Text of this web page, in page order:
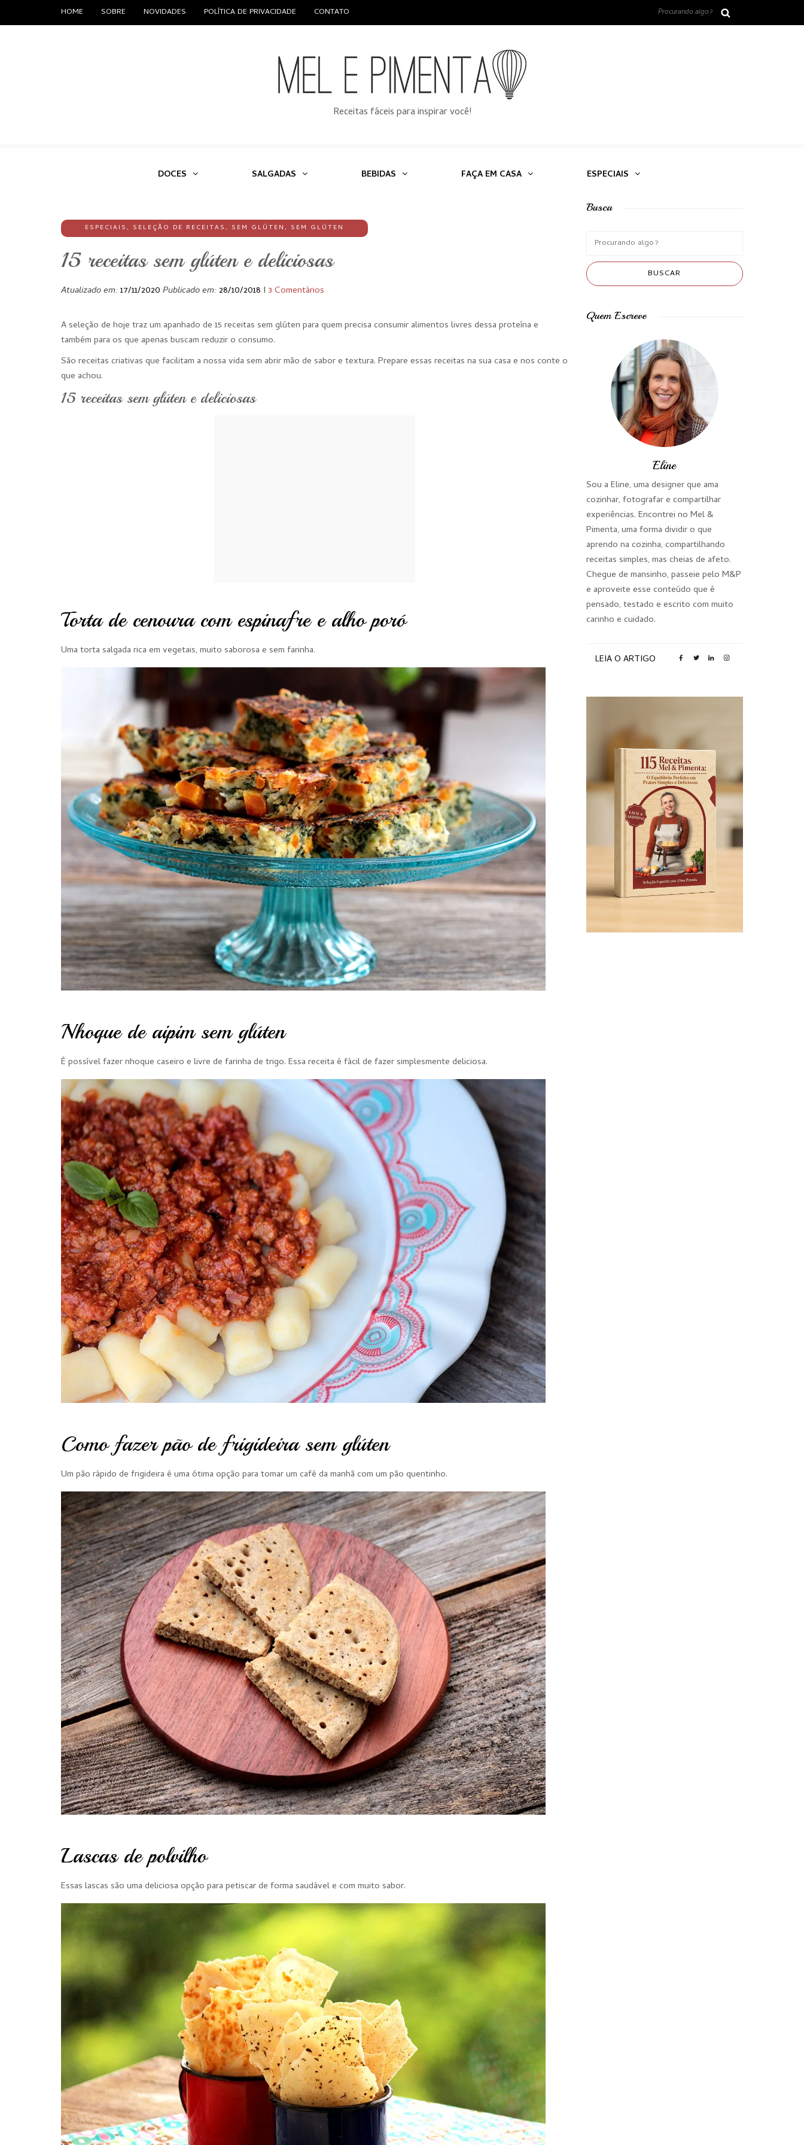
HOME SOBRE NOVIDADES POLÍTICA DE PRIVACIDADE CONTATO
Receitas fáceis para inspirar você!
DOCES SALGADAS BEBIDAS FAÇA EM CASA ESPECIAIS
ESPECIAIS, SELEÇÃO DE RECEITAS, SEM GLÚTEN, SEM GLÚTEN
15 receitas sem glúten e deliciosas
Atualizado em:17/11/2020 Publicado em:28/10/2018 I 3 Comentários
A seleção de hoje traz um apanhado de 15 receitas sem glúten para quem precisa consumir alimentos livres dessa proteína e
também para os que apenas buscam reduzir o consumo.
São receitas criativas que facilitam a nossa vida sem abrir mão de sabor e textura. Prepare essas receitas na sua casa e nos conte o
que achou.
15 receitas sem glúten e deliciosas
Torta de cenoura com espinafre e alho poró
Uma torta salgada rica em vegetais, muito saborosa e sem farinha.
Nhoque de aipim sem glúten
É possível fazer nhoque caseiro e livre de farinha de trigo. Essa receita é fácil de fazer simplesmente deliciosa.
Como fazer pão de frigideira sem glúten
Um pão rápido de frigideira é uma ótima opção para tomar um café da manhã com um pão quentinho.
Lascas de polvilho
Essas lascas são uma deliciosa opção para petiscar de forma saudável e com muito sabor.
Busca
Quem Escreve
Eline
Sou a Eline, uma designer que ama
cozinhar, fotografar e compartilhar
experiências. Encontrei no Mel &
Pimenta, uma forma dividir o que
aprendo na cozinha, compartilhando
receitas simples, mas cheias de afeto.
Chegue de mansinho, passeie pelo M&P
e aproveite esse conteúdo que é
pensado, testado e escrito com muito
carinho e cuidado.
LEIA O ARTIGO